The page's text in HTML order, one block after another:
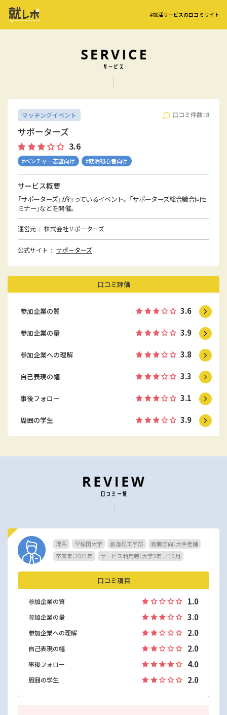
#就活サービスの口コミサイト
口コミ件数：8
マッチングイベント
サポーターズ
3.6
#ベンチャー志望向け #就活初心者向け
サービス概要
「サポーターズ」が行っているイベント。 「サポーターズ総合職合同セ
ミナー」などを開催。
運営元 株式会社サポーターズ
公式サイト サポーターズ
口コミ評価
参加企業の質 3.6
参加企業の量 3.9
参加企業への理解 3.8
自己表現の幅 3.3
事後フォロー 3.1
周囲の学生 3.9
理系 早稲田大学 創造理工学部
就職志向：大手老舗
卒業年：2021年
サービス利用時：大学3年 ／10 月
口コミ項目
参加企業の質 1.0
参加企業の量 3.0
参加企業への理解 2.0
自己表現の幅 2.0
事後フォロー 4.0
周囲の学生 2.0